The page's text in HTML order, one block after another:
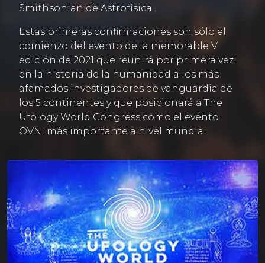
Smithsonian de Astrofísica .
Estas primeras confirmaciones son sólo el
comienzo del evento de la memorable V
edición de 2021 que reunirá por primera vez
en la historia de la humanidad a los más
afamados investigadores de vanguardia de
los 5 continentes y que posicionará a The
Ufology World Congress como el evento
OVNI más importante a nivel mundial